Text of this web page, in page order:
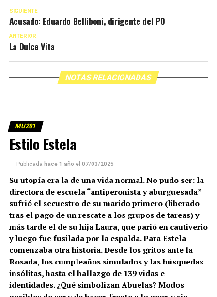
SIGUIENTE
Acusado: Eduardo Belliboni, dirigente del PO
ANTERIOR
La Dulce Vita
NOTAS RELACIONADAS
MU201
Estilo Estela
Publicada hace 1 año el 07/03/2025
Su utopía era la de una vida normal. No pudo ser: la
directora de escuela “antiperonista y aburguesada”
sufrió el secuestro de su marido primero (liberado
tras el pago de un rescate a los grupos de tareas) y
más tarde el de su hija Laura, que parió en cautiverio
y luego fue fusilada por la espalda. Para Estela
comenzaba otra historia. Desde los gritos ante la
Rosada, los cumpleaños simulados y las búsquedas
insólitas, hasta el hallazgo de 139 vidas e
identidades. ¿Qué simbolizan Abuelas? Modos